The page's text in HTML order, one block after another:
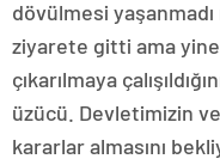
dövülmesi yaşanmadı
ziyarete gitti ama
çıkarılmaya
üzücü. Devletimizin
kararlar almasını